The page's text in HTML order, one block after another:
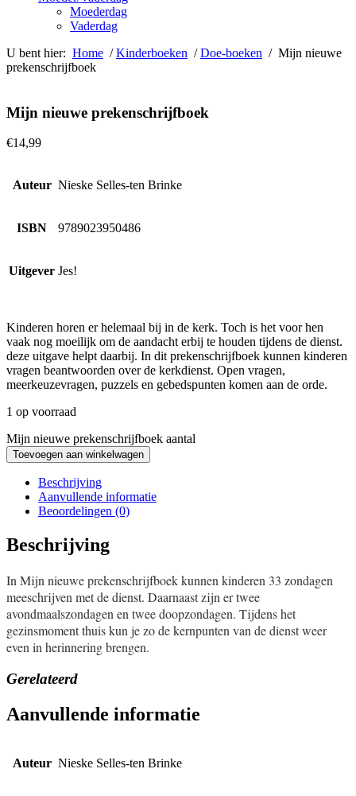
Moederdag
Vaderdag
U bent hier: Home /Kinderboeken /Doe-boeken / Mijn nieuwe
prekenschrijfboek
Mijn nieuwe prekenschrijfboek
€14,99
Auteur Nieske Selles-ten Brinke
ISBN 9789023950486
Uitgever Jes!
Kinderen horen er helemaal bij in de kerk. Toch is het voor hen
vaak nog moeilijk om de aandacht erbij te houden tijdens de dienst.
deze uitgave helpt daarbij. In dit prekenschrijfboek kunnen kinderen
vragen beantwoorden over de kerkdienst. Open vragen,
meerkeuzevragen, puzzels en gebedspunten komen aan de orde.
1 op voorraad
Mijn nieuwe prekenschrijfboek aantal
Toevoegen aan winkelwagen
Beschrijving
Aanvullende informatie
Beoordelingen (0)
Beschrijving
In Mijn nieuwe prekenschrijfboek kunnen kinderen 33 zondagen
meeschrijven met de dienst. Daarnaast zijn er twee
avondmaalszondagen en twee doopzondagen. Tijdens het
gezinsmoment thuis kun je zo de kernpunten van de dienst weer
even in herinnering brengen.
Gerelateerd
Aanvullende informatie
Auteur Nieske Selles-ten Brinke